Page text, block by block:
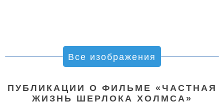
Все изображения
ПУБЛИКАЦИИ О ФИЛЬМЕ «ЧАСТНАЯ
ЖИЗНЬ ШЕРЛОКА ХОЛМСА»